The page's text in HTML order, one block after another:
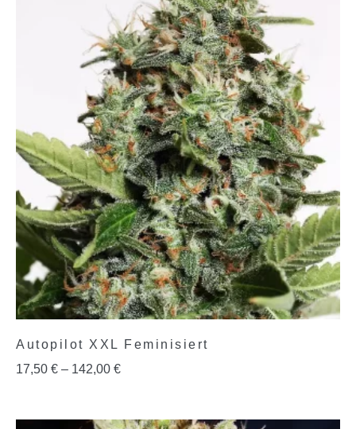
Autopilot XXL Feminisiert
17,50 € – 142,00 €